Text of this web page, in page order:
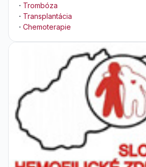
· Trombóza
· Transplantácia
· Chemoterapie